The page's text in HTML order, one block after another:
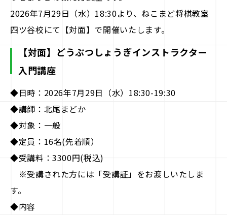
駒doc.
企業情報
お問い合わせ
2026年7月29日（水）18:30より、ねこまど将棋教室
四ツ谷校にて【対面】で開催いたします。
【対面】どうぶつしょうぎインストラクター
入門講座
◆日時：2026年7月29日（水）18:30-19:30
◆講師：北尾まどか
◆対象：一般
◆定員：16名(先着順）
◆受講料：3300円(税込)
※受講された方には「受講証」をお渡しいたしま
す。
◆内容